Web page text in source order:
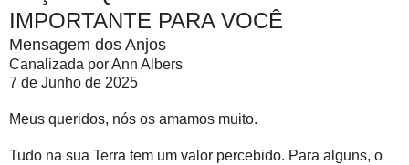
IMPORTANTE PARA VOCÊ
Mensagem dos Anjos
Canalizada por Ann Albers
7 de Junho de 2025
Meus queridos, nós os amamos muito.
Tudo na sua Terra tem um valor percebido. Para alguns, o